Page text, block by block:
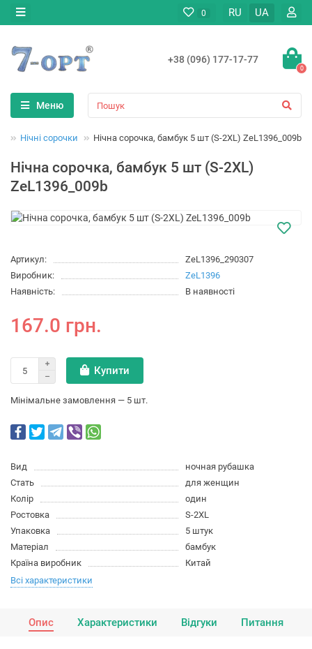
0 RU UA
+38 (096) 177-17-77
0
Меню
Нічні сорочки Нічна сорочка, бамбук 5 шт (S-2XL) ZeL1396_009b
Нічна сорочка, бамбук 5 шт (S-2XL)
ZeL1396_009b
Артикул:
ZeL1396_290307
Виробник:
ZeL1396
Наявність:
В наявності
167.0 грн.
Купити
Мінімальне замовлення — 5 шт.
Вид
ночная рубашка
Стать
для женщин
Колір
один
Ростовка
S-2XL
Упаковка
5 штук
Матеріал
бамбук
Країна виробник
Китай
Всі характеристики
Опис Характеристики Відгуки Питання